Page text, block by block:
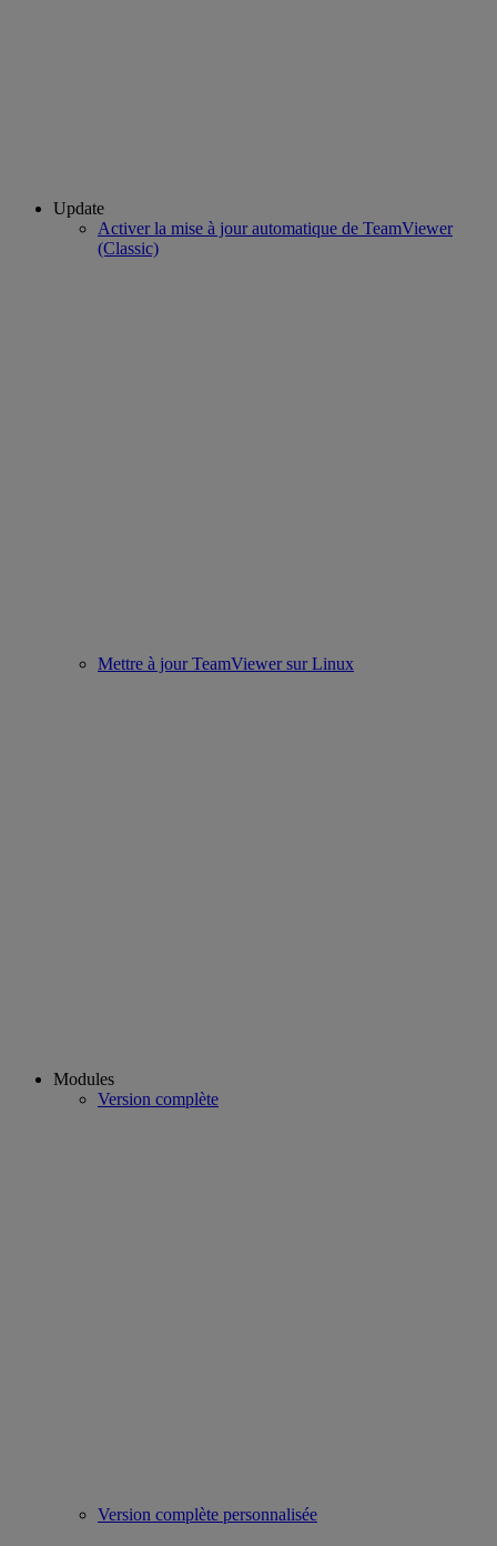
Update
Activer la mise à jour automatique de TeamViewer
(Classic)
Mettre à jour TeamViewer sur Linux
Modules
Version complète
Version complète personnalisée